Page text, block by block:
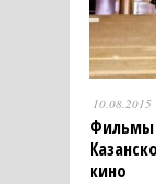
10.08.2015
Фильмы
кино